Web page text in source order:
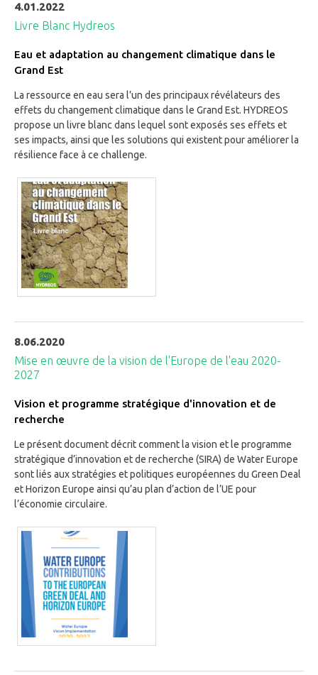
4.01.2022
Livre Blanc Hydreos
Eau et adaptation au changement climatique dans le
Grand Est
La ressource en eau sera l’un des principaux révélateurs des
effets du changement climatique dans le Grand Est. HYDREOS
propose un livre blanc dans lequel sont exposés ses effets et
ses impacts, ainsi que les solutions qui existent pour améliorer la
résilience face à ce challenge.
8.06.2020
Mise en œuvre de la vision de l'Europe de l'eau 2020-
2027
Vision et programme stratégique d'innovation et de
recherche
Le présent document décrit comment la vision et le programme
stratégique d’innovation et de recherche (SIRA) de Water Europe
sont liés aux stratégies et politiques européennes du Green Deal
et Horizon Europe ainsi qu’au plan d’action de l’UE pour
l’économie circulaire.